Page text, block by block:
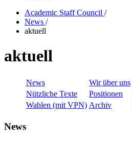
Academic Staff Council /
News /
aktuell
aktuell
News Wir über uns
Nützliche Texte
Positionen
Wahlen (mit VPN) Archiv
News